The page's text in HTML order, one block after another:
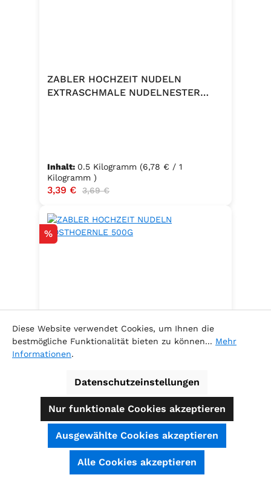
ZABLER HOCHZEIT NUDELN
EXTRASCHMALE NUDELNESTER
Inhalt: 0.5 Kilogramm (6,78 € / 1
Kilogramm )
Verkaufspreis:
3,39 € Regulärer Preis:
3,69 €
Rabatt
%
POSTHOERNLE 500G
Kilogramm )
Verkaufspreis:
Regulärer Preis:
Diese Website verwendet Cookies, um Ihnen die
bestmögliche Funktionalität bieten zu können... Mehr
Informationen.
Datenschutzeinstellungen
Nur funktionale Cookies akzeptieren
Ausgewählte Cookies akzeptieren
Alle Cookies akzeptieren
SEHR GUT (4.74 / 5)
Bewertungen bei: shopauskunft.de, ausgezeichnet.org, shopvote.de ⓘ
Informationen zur Echtheit der Bewertungen